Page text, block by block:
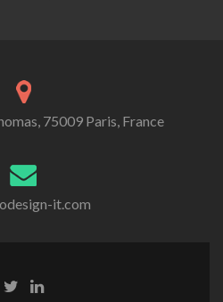
75009 Paris, France
it.com